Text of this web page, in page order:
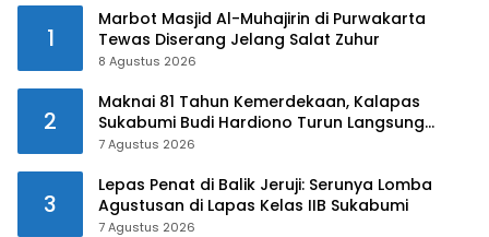
1
Marbot Masjid Al-Muhajirin di Purwakarta
Tewas Diserang Jelang Salat Zuhur
8 Agustus 2026
2
Maknai 81 Tahun Kemerdekaan, Kalapas
Sukabumi Budi Hardiono Turun Langsung
Salurkan Bantuan ke Panti Asuhan
7 Agustus 2026
3
Lepas Penat di Balik Jeruji: Serunya Lomba
Agustusan di Lapas Kelas IIB Sukabumi
7 Agustus 2026